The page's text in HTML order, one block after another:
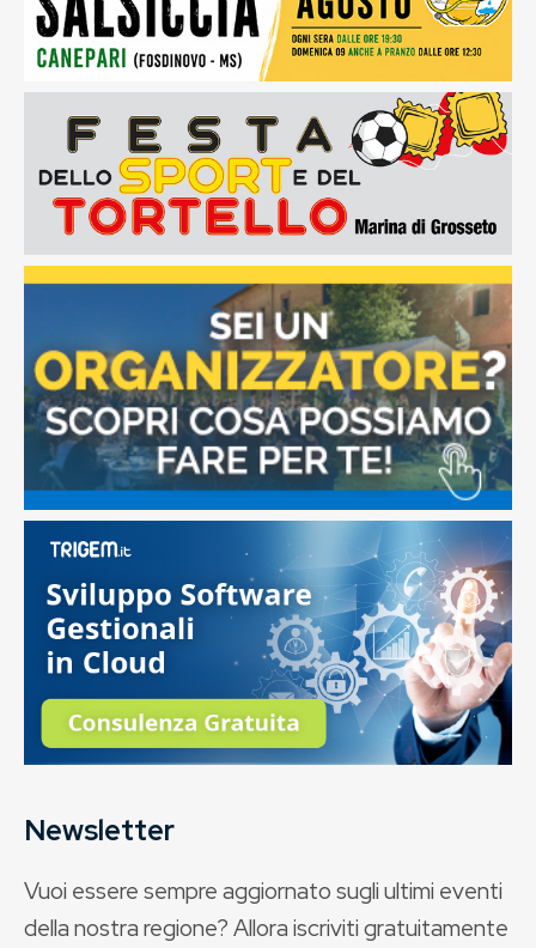
Newsletter
Vuoi essere sempre aggiornato sugli ultimi eventi
della nostra regione? Allora iscriviti gratuitamente